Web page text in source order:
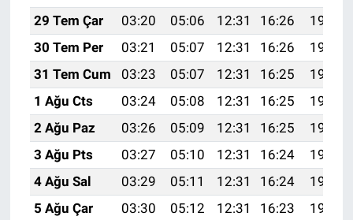
29 Tem Çar
03:20 05:06 12:31 16:26
19:47
30 Tem Per
03:21 05:07 12:31 16:26
19:45
31 Tem Cum
03:23 05:07 12:31 16:25
19:44
1 Ağu Cts
03:24 05:08 12:31 16:25
19:43
2 Ağu Paz
03:26 05:09 12:31 16:25
19:42
3 Ağu Pts
03:27 05:10 12:31 16:24
19:41
4 Ağu Sal
03:29 05:11 12:31 16:24
19:40
5 Ağu Çar
03:30 05:12 12:31 16:23
19:39